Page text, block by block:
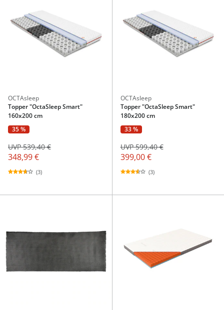
OCTAsleep
Topper "OctaSleep Smart"
160x200 cm
35 %
348,99 €
UVP 539,40 €
(3)
OCTAsleep
Topper "OctaSleep Smart"
180x200 cm
33 %
399,00 €
UVP 599,40 €
(3)